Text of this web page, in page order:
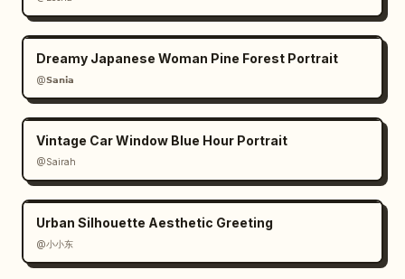
Dreamy Japanese Woman Pine Forest Portrait
@𝗦𝗮𝗻𝗶𝗮
Vintage Car Window Blue Hour Portrait
@Sairah
Urban Silhouette Aesthetic Greeting
@小小东